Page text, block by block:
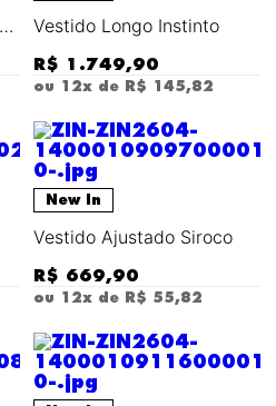
Vestido Longo Instinto
R$ 1 .749,90
ou 12x de R$ 145,82
New In
Vestido Ajustado Siroco
R$ 669,90
ou 12x de R$ 55,82